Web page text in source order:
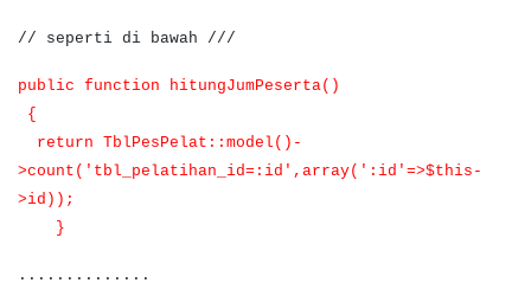
// seperti di bawah ///
public function hitungJumPeserta()
{
return TblPesPelat::model()-
>count('tbl_pelatihan_id=:id',array(':id'=>$this-
>id));
}
..............